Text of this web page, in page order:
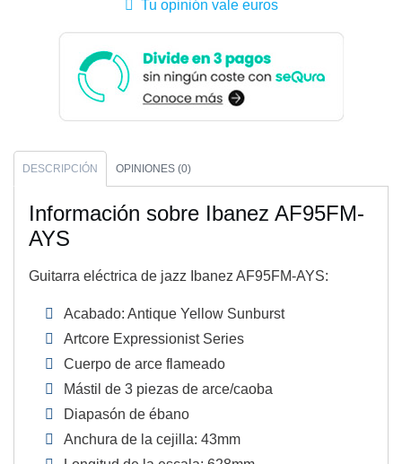
Tu opinión vale euros
DESCRIPCIÓN OPINIONES (0)
Información sobre Ibanez AF95FM-
AYS
Guitarra eléctrica de jazz Ibanez AF95FM-AYS:
Acabado: Antique Yellow Sunburst
Artcore Expressionist Series
Cuerpo de arce flameado
Mástil de 3 piezas de arce/caoba
Diapasón de ébano
Anchura de la cejilla: 43mm